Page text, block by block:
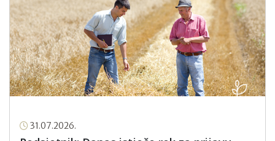
31.07.2026.